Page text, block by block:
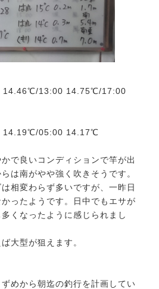
13:00 14.75℃/17:00
14.19℃/05:00 14.17℃
で良いコンディションで竿が出
は南がやや強く吹きそうです。
相変わらず多いですが、一昨日
ったようです。日中でもエサが
くなったように感じられまし
大型が狙えます。
めから朝迄の釣行を計画してい